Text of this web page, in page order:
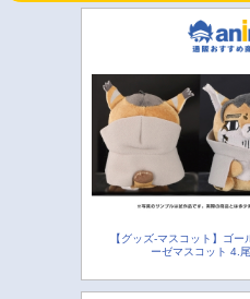
【グッズ-マスコット】ゴ
ーゼマスコット 4.